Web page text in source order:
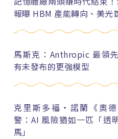
報曝 HBM 產能轉向、美光
馬斯克：Anthropic 最領
有未發布的更強模型
克里斯多福・諾蘭《奧
警：AI 風險猶如一匹「透
馬」